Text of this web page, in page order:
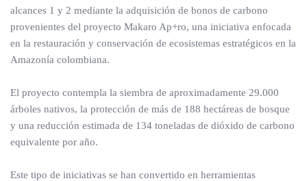
alcances 1 y 2 mediante la adquisición de bonos de carbono
provenientes del proyecto Makaro Ap+ro, una iniciativa enfocada
en la restauración y conservación de ecosistemas estratégicos en la
Amazonía colombiana.
El proyecto contempla la siembra de aproximadamente 29.000
árboles nativos, la protección de más de 188 hectáreas de bosque
y una reducción estimada de 134 toneladas de dióxido de carbono
equivalente por año.
Este tipo de iniciativas se han convertido en herramientas